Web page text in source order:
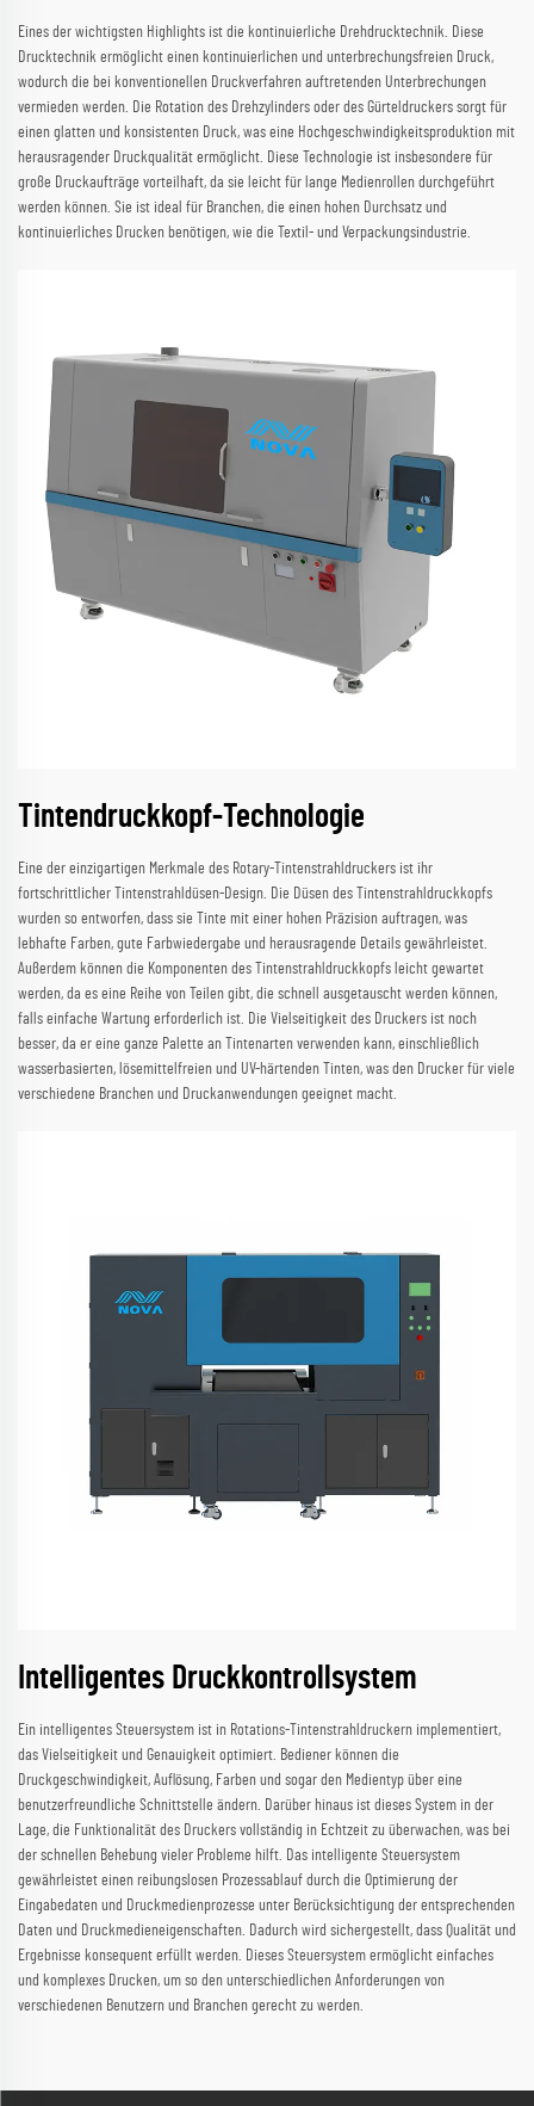
Eines der wichtigsten Highlights ist die kontinuierliche Drehdrucktechnik. Diese
Drucktechnik ermöglicht einen kontinuierlichen und unterbrechungsfreien Druck,
wodurch die bei konventionellen Druckverfahren auftretenden Unterbrechungen
vermieden werden. Die Rotation des Drehzylinders oder des Gürteldruckers sorgt für
einen glatten und konsistenten Druck, was eine Hochgeschwindigkeitsproduktion mit
herausragender Druckqualität ermöglicht. Diese Technologie ist insbesondere für
große Druckaufträge vorteilhaft, da sie leicht für lange Medienrollen durchgeführt
werden können. Sie ist ideal für Branchen, die einen hohen Durchsatz und
kontinuierliches Drucken benötigen, wie die Textil- und Verpackungsindustrie.
Tintendruckkopf-Technologie
Eine der einzigartigen Merkmale des Rotary-Tintenstrahldruckers ist ihr
fortschrittlicher Tintenstrahldüsen-Design. Die Düsen des Tintenstrahldruckkopfs
wurden so entworfen, dass sie Tinte mit einer hohen Präzision auftragen, was
lebhafte Farben, gute Farbwiedergabe und herausragende Details gewährleistet.
Außerdem können die Komponenten des Tintenstrahldruckkopfs leicht gewartet
werden, da es eine Reihe von Teilen gibt, die schnell ausgetauscht werden können,
falls einfache Wartung erforderlich ist. Die Vielseitigkeit des Druckers ist noch
besser, da er eine ganze Palette an Tintenarten verwenden kann, einschließlich
wasserbasierten, lösemittelfreien und UV-härtenden Tinten, was den Drucker für viele
verschiedene Branchen und Druckanwendungen geeignet macht.
Intelligentes Druckkontrollsystem
Ein intelligentes Steuersystem ist in Rotations-Tintenstrahldruckern implementiert,
das Vielseitigkeit und Genauigkeit optimiert. Bediener können die
Druckgeschwindigkeit, Auflösung, Farben und sogar den Medientyp über eine
benutzerfreundliche Schnittstelle ändern. Darüber hinaus ist dieses System in der
Lage, die Funktionalität des Druckers vollständig in Echtzeit zu überwachen, was bei
der schnellen Behebung vieler Probleme hilft. Das intelligente Steuersystem
gewährleistet einen reibungslosen Prozessablauf durch die Optimierung der
Eingabedaten und Druckmedienprozesse unter Berücksichtigung der entsprechenden
Daten und Druckmedieneigenschaften. Dadurch wird sichergestellt, dass Qualität und
Ergebnisse konsequent erfüllt werden. Dieses Steuersystem ermöglicht einfaches
und komplexes Drucken, um so den unterschiedlichen Anforderungen von
verschiedenen Benutzern und Branchen gerecht zu werden.